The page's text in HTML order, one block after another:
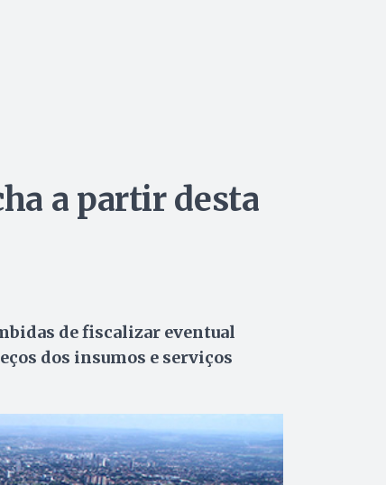
a partir desta
de fiscalizar eventual
dos insumos e serviços